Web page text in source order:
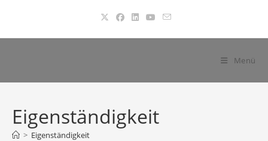
springen
Menü
Eigenständigkeit
> Eigenständigkeit